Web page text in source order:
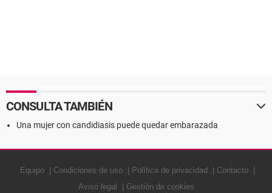
CONSULTA TAMBIÉN
Una mujer con candidiasis puede quedar embarazada
Equipo Condiciones de uso Política de privacidad
Contacto
Aviso legal
Gestión de cookies